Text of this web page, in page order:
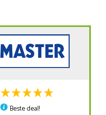
Beste deal!